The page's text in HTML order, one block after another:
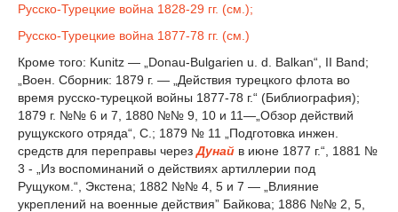
Русско-Турецкие война 1828-29 гг. (см.);
Русско-Турецкие война 1877-78 гг. (см.)
Кроме того: Kunitz — „Donau-Bulgarien u. d. Balkan“, II Band;
„Воен. Cборник: 1879 г. — „Действия турецкого флота во
время русско-турецкой войны 1877-78 г.“ (Библиография);
1879 г. №№ 6 и 7, 1880 №№ 9, 10 и 11—„Обзор действий
рущукского отрядa“, С.; 1879 № 11 „Подготовка инжен.
средств для переправы черезДунай в июне 1877 г.“, 1881 №
3 - „Из воспоминаний о действиях артиллерии под
Рущуком.“, Экстена; 1882 №№ 4, 5 и 7 — „Влияние
укреплений на военные действия” Байкова; 1886 №№ 2, 5,